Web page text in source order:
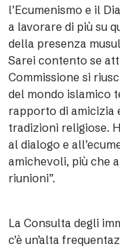
l’Ecumenismo e il
a lavorare di più su
della presenza
Sarei contento se
Commissione si
del mondo islamico
rapporto di amicizia
tradizioni religiose.
al dialogo e
amichevoli, più che
riunioni”.
La Consulta degli
c’è un’alta